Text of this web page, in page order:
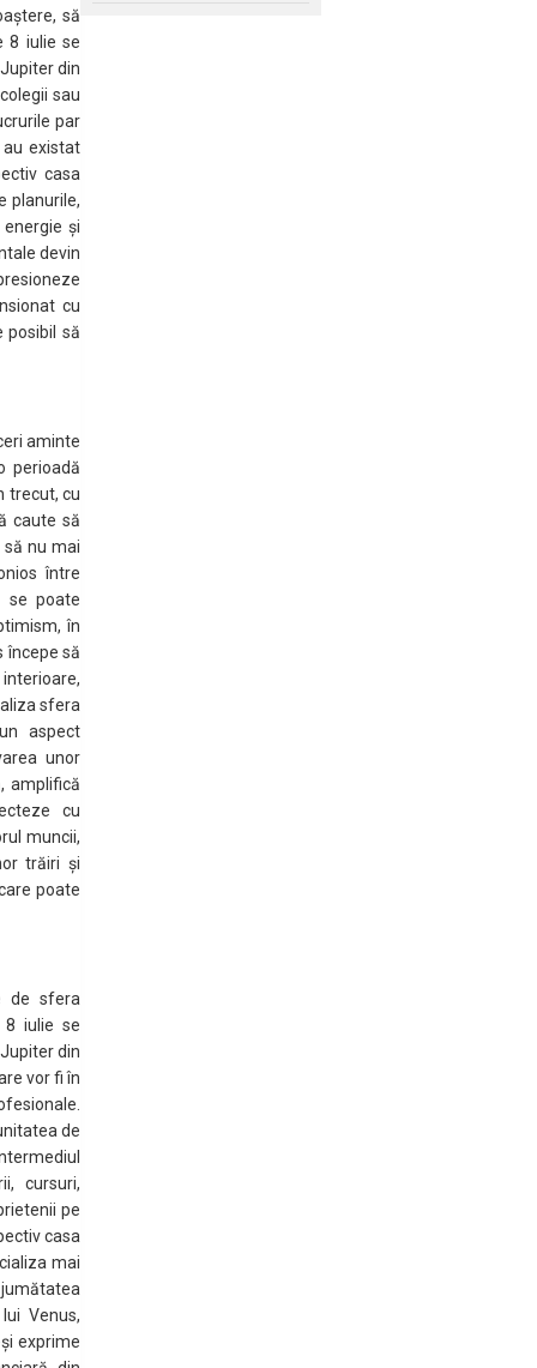
să
8 iulie se
din
sau
par
existat
casa
planurile,
și
devin
cu
posibil să
aminte
perioadă
trecut, cu
caute să
nu mai
între
se poate
în
începe să
sfera
aspect
unor
amplifică
cu
muncii,
trăiri și
poate
de sfera
8 iulie se
din
vor fi în
de
cursuri,
pe
casa
mai
Venus,
exprime